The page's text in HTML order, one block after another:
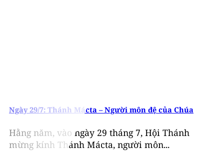
Ngày 29/7: Thánh Mácta – Người môn đệ của Chúa
Hằng năm, vào ngày 29 tháng 7, Hội Thánh
mừng kính Thánh Mácta, người môn...